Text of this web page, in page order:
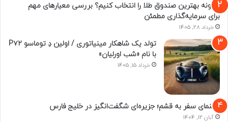
چگونه بهترین صندوق طلا را انتخاب کنیم؟ بررسی معیارهای مهم
برای سرمایه‌گذاری مطمئن
خرداد 28, 1405
تولد یک شاهکار مینیاتوری / اولین دِ توماسو P۷۲
با نام «شب اورلیان»
خرداد 15, 1405
راهنمای سفر به قشم؛ جزیره‌ای شگفت‌انگیز در خلیج فارس
آبان 12, 1404